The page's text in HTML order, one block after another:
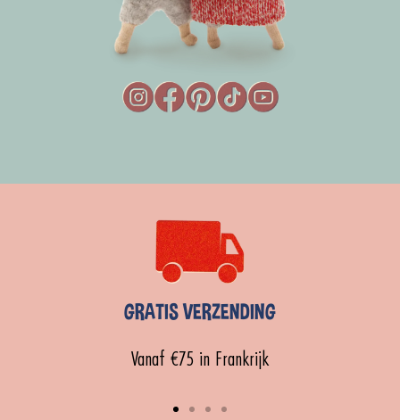
GRATIS VERZENDING
Vanaf €75 in Frankrijk